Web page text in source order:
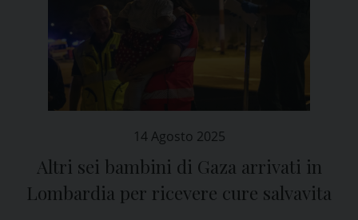
14 Agosto 2025
Altri sei bambini di Gaza arrivati in
Lombardia per ricevere cure salvavita